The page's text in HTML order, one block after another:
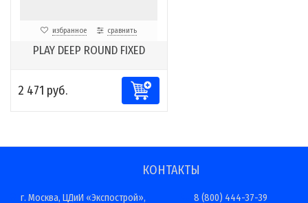
избранное сравнить
PLAY DEEP ROUND FIXED
2 471 руб.
КОНТАКТЫ
г. Москва, ЦДиИ «Экспострой»,
8 (800) 444-37-39